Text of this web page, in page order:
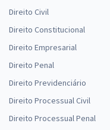
Direito Civil
Direito Constitucional
Direito Empresarial
Direito Penal
Direito Previdenciário
Direito Processual Civil
Direito Processual Penal